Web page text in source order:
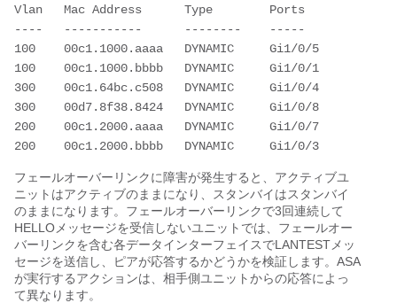
Vlan   Mac Address      Type        Ports
----   -----------      --------    -----
100    00c1.1000.aaaa   DYNAMIC     Gi1/0/5
100    00c1.1000.bbbb   DYNAMIC     Gi1/0/1
300    00c1.64bc.c508   DYNAMIC     Gi1/0/4
300    00d7.8f38.8424   DYNAMIC     Gi1/0/8
200    00c1.2000.aaaa   DYNAMIC     Gi1/0/7
200    00c1.2000.bbbb   DYNAMIC     Gi1/0/3
フェールオーバーリンクに障害が発生すると、アクティブユ
ニットはアクティブのままになり、スタンバイはスタンバイ
のままになります。フェールオーバーリンクで3回連続して
HELLOメッセージを受信しないユニットでは、フェールオー
バーリンクを含む各データインターフェイスでLANTESTメッ
セージを送信し、ピアが応答するかどうかを検証します。ASA
が実行するアクションは、相手側ユニットからの応答によっ
て異なります。